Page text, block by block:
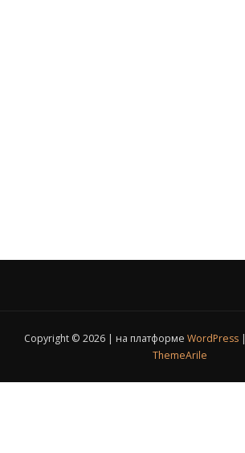
Copyright © 2026 | на платформе WordPress |
ThemeArile